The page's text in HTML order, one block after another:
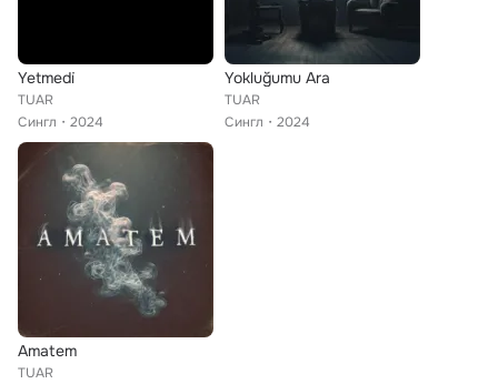
Yetmedi̇
TUAR
Сингл
2024
Yokluğumu Ara
TUAR
Сингл
2024
Amatem
TUAR